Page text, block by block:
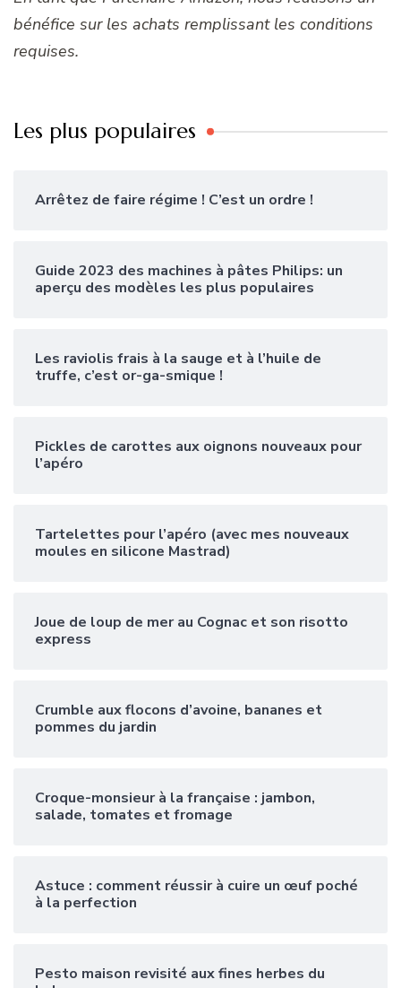
bénéfice sur les achats remplissant les conditions
requises.
Les plus populaires
Arrêtez de faire régime ! C’est un ordre !
Guide 2023 des machines à pâtes Philips: un
aperçu des modèles les plus populaires
Les raviolis frais à la sauge et à l’huile de
truffe, c’est or-ga-smique !
Pickles de carottes aux oignons nouveaux pour
l’apéro
Tartelettes pour l’apéro (avec mes nouveaux
moules en silicone Mastrad)
Joue de loup de mer au Cognac et son risotto
express
Crumble aux flocons d’avoine, bananes et
pommes du jardin
Croque-monsieur à la française : jambon,
salade, tomates et fromage
Astuce : comment réussir à cuire un œuf poché
à la perfection
Pesto maison revisité aux fines herbes du